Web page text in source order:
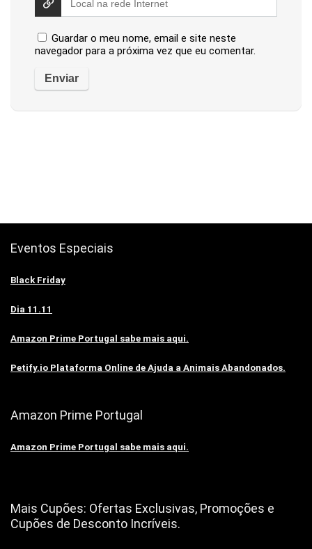
Guardar o meu nome, email e site neste
navegador para a próxima vez que eu comentar.
Eventos Especiais
Black Friday
Dia 11.11
Amazon Prime Portugal sabe mais aqui.
Petify.io Plataforma Online de Ajuda a Animais Abandonados.
Amazon Prime Portugal
Amazon Prime Portugal sabe mais aqui.
Mais Cupões: Ofertas Exclusivas, Promoções e
Cupões de Desconto Incríveis.